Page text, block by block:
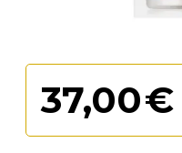
37,00€